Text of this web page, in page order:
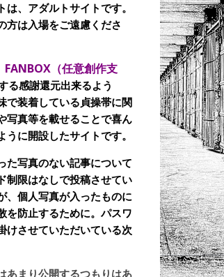
、アダルトサイトです。
方は入場をご遠慮くださ
（任意創作支
る感謝還元出来るよう
で装着している貞操帯に関
写真等を載せることで喜ん
うに開設したサイトです。
た写真のない記事について
制限はなしで投稿させてい
、個人写真が入ったものに
を防止するために。パスワ
けさせていただいている次
あまり公開するつもりはあ